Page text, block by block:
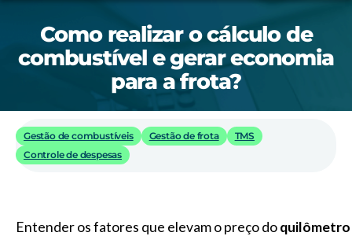
Como realizar o cálculo de
combustível e gerar economia
para a frota?
Gestão de combustíveis Gestão de frota
TMS
Controle de despesas
Entender os fatores que elevam o preço do